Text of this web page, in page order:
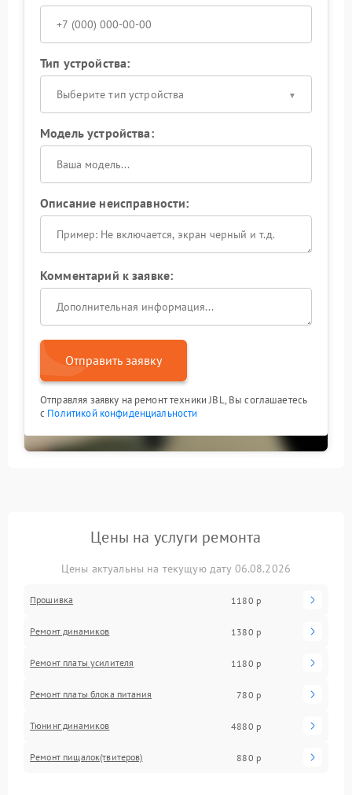
Тип устройства:
Выберите тип устройства
Модель устройства:
Описание неисправности:
Комментарий к заявке:
Отправить заявку
Отправляя заявку на ремонт техники JBL, Вы соглашаетесь
с Политикой конфиденциальности
Цены на услуги ремонта
Цены актуальны на текущую дату 06.08.2026
Прошивка 1180 р
Ремонт динамиков 1380 р
Ремонт платы усилителя 1180 р
Ремонт платы блока питания 780 р
Тюнинг динамиков 4880 р
Ремонт пищалок(твитеров) 880 р